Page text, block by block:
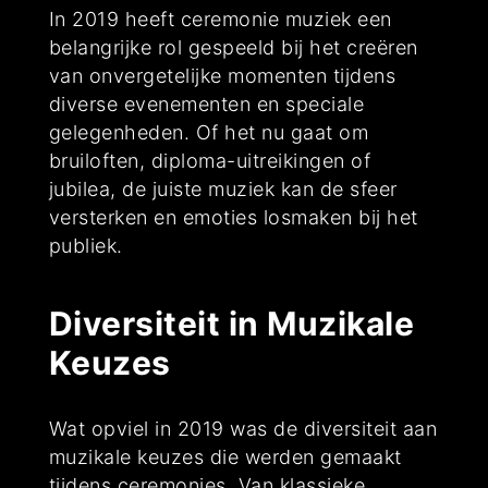
In 2019 heeft ceremonie muziek een
belangrijke rol gespeeld bij het creëren
van onvergetelijke momenten tijdens
diverse evenementen en speciale
gelegenheden. Of het nu gaat om
bruiloften, diploma-uitreikingen of
jubilea, de juiste muziek kan de sfeer
versterken en emoties losmaken bij het
publiek.
Diversiteit in Muzikale
Keuzes
Wat opviel in 2019 was de diversiteit aan
muzikale keuzes die werden gemaakt